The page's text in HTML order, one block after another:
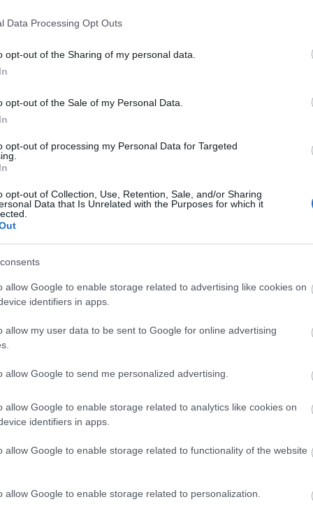
Data Processing Opt Outs
opt-out of the Sharing of my personal data.
opt-out of the Sale of my Personal Data.
opt-out of processing my Personal Data for Targeted
opt-out of Collection, Use, Retention, Sale, and/or Sharing
Data that Is Unrelated with the Purposes for which it
allow Google to enable storage related to advertising like cookies on
identifiers in apps.
allow my user data to be sent to Google for online advertising
allow Google to send me personalized advertising.
allow Google to enable storage related to analytics like cookies on
identifiers in apps.
allow Google to enable storage related to functionality of the website
allow Google to enable storage related to personalization.
οι βασικοί σταθμοί της
του φετινού προγράμματος ο
να βραβεύσει όλους τους εν ζωή
την συμβολή της Julius Baer , ενώ
η προβολή του επετειακού
Regatta – 15 Years», αφιερωμένου στη
επετειακή ταυτότητα της φετινής
σχεδιασμένα polo της GANT.
«παρών» στις Σπέτσες με το GANT
nautical lifestyle του brand στην